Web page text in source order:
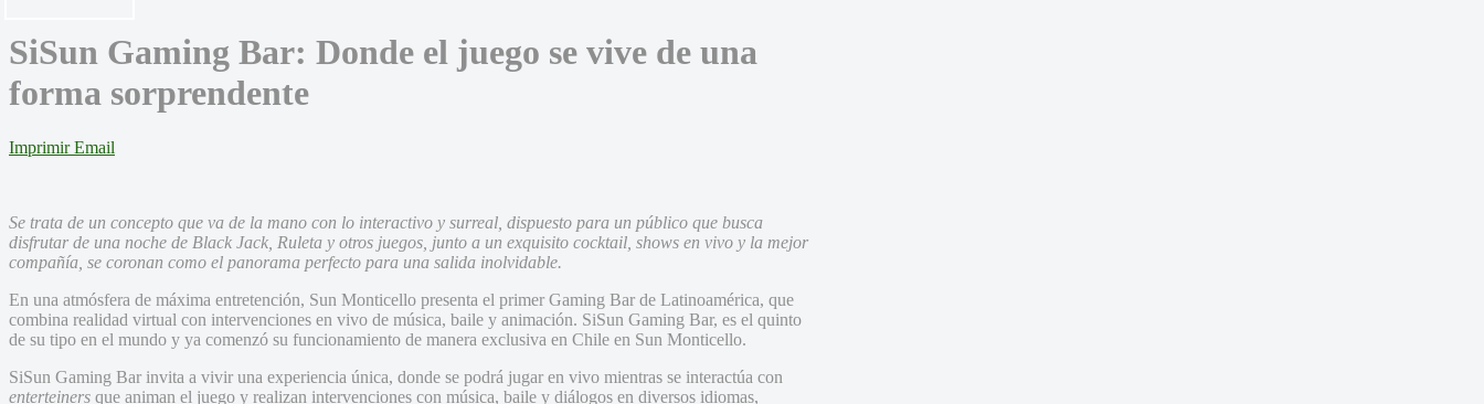
SiSun Gaming Bar: Donde el juego se vive de una
forma sorprendente
Imprimir Email
Se trata de un concepto que va de la mano con lo interactivo y surreal, dispuesto para un público que busca
disfrutar de una noche de Black Jack, Ruleta y otros juegos, junto a un exquisito cocktail, shows en vivo y la mejor
compañía, se coronan como el panorama perfecto para una salida inolvidable.
En una atmósfera de máxima entretención, Sun Monticello presenta el primer Gaming Bar de Latinoamérica, que
combina realidad virtual con intervenciones en vivo de música, baile y animación. SiSun Gaming Bar, es el quinto
de su tipo en el mundo y ya comenzó su funcionamiento de manera exclusiva en Chile en Sun Monticello.
SiSun Gaming Bar invita a vivir una experiencia única, donde se podrá jugar en vivo mientras se interactúa con
enterteiners que animan el juego y realizan intervenciones con música, baile y diálogos en diversos idiomas,